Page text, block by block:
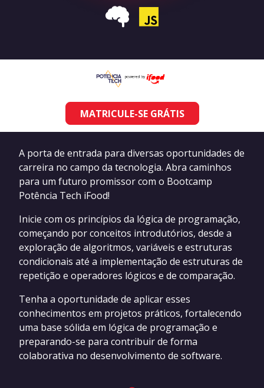
A porta de entrada para diversas oportunidades de
carreira no campo da tecnologia. Abra caminhos
para um futuro promissor com o Bootcamp
Potência Tech iFood!
Inicie com os princípios da lógica de programação,
começando por conceitos introdutórios, desde a
exploração de algoritmos, variáveis e estruturas
condicionais até a implementação de estruturas de
repetição e operadores lógicos e de comparação.
Tenha a oportunidade de aplicar esses
conhecimentos em projetos práticos, fortalecendo
uma base sólida em lógica de programação e
preparando-se para contribuir de forma
colaborativa no desenvolvimento de software.
MATRICULE-SE GRÁTIS